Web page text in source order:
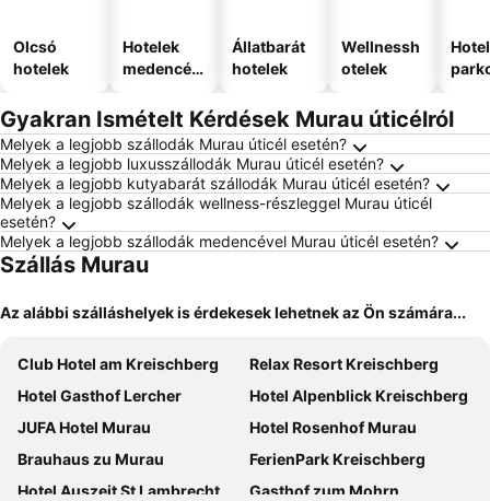
Olcsó
hotelek
Hotelek
medencév
Állatbarát
hotelek
Wellnessh
otelek
Gyakran Ismételt Kérdések Murau úticélról
Melyek a legjobb szállodák Murau úticél esetén?
Melyek a legjobb luxusszállodák Murau úticél esetén?
Melyek a legjobb kutyabarát szállodák Murau úticél esetén?
Melyek a legjobb szállodák wellness-részleggel Murau úticél
esetén?
Melyek a legjobb szállodák medencével Murau úticél esetén?
Szállás Murau
Az alábbi szálláshelyek is érdekesek lehetnek az Ön számára...
Club Hotel am Kreischberg
Relax Resort Kreischberg
Hotel Gasthof Lercher
Hotel Alpenblick Kreischberg
JUFA Hotel Murau
Hotel Rosenhof Murau
Brauhaus zu Murau
FerienPark Kreischberg
Hotel Auszeit St Lambrecht
Gasthof zum Mohrn